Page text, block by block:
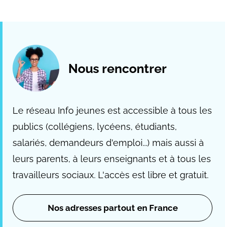
Nous rencontrer
Le réseau Info jeunes est accessible à tous les
publics (collégiens, lycéens, étudiants,
salariés, demandeurs d'emploi...) mais aussi à
leurs parents, à leurs enseignants et à tous les
travailleurs sociaux. L'accès est libre et gratuit.
Nos adresses partout en France